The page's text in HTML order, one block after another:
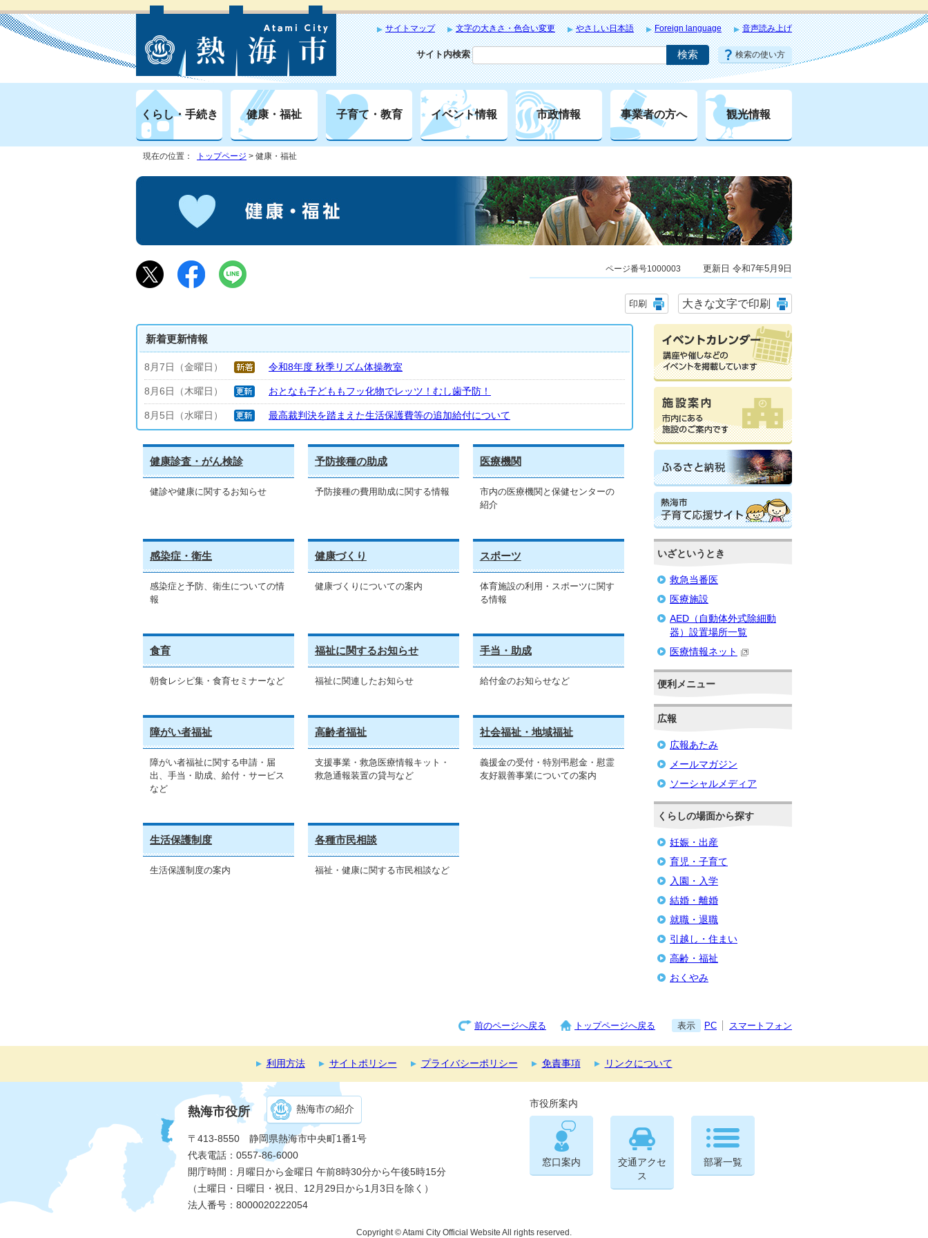
サイトマップ 文字の大きさ・色合い変更 やさしい日本語 Foreign language 音声読み上げ
サイト内検索 検索の使い方
くらし・手続き 健康・福祉 子育て・教育 イベント情報 市政情報 事業者の方へ 観光情報
現在の位置： トップページ > 健康・福祉
ページ番号1000003 更新日 令和7年5月9日
印刷 大きな文字で印刷
新着更新情報
8月7日（金曜日） 令和8年度 秋季リズム体操教室
8月6日（木曜日） おとなも子どももフッ化物でレッツ！むし歯予防！
8月5日（水曜日） 最高裁判決を踏まえた生活保護費等の追加給付について
健康診査・がん検診
健診や健康に関するお知らせ
予防接種の助成
予防接種の費用助成に関する情報
医療機関
市内の医療機関と保健センターの
紹介
感染症・衛生
感染症と予防、衛生についての情
報
健康づくり
健康づくりについての案内
スポーツ
体育施設の利用・スポーツに関す
る情報
食育
朝食レシピ集・食育セミナーなど
福祉に関するお知らせ
福祉に関連したお知らせ
手当・助成
給付金のお知らせなど
障がい者福祉
障がい者福祉に関する申請・届
出、手当・助成、給付・サービス
など
高齢者福祉
支援事業・救急医療情報キット・
救急通報装置の貸与など
社会福祉・地域福祉
義援金の受付・特別弔慰金・慰霊
友好親善事業についての案内
生活保護制度
生活保護制度の案内
各種市民相談
福祉・健康に関する市民相談など
いざというとき
救急当番医
医療施設
AED（自動体外式除細動
器）設置場所一覧
医療情報ネット
便利メニュー
広報
広報あたみ
メールマガジン
ソーシャルメディア
くらしの場面から探す
妊娠・出産
育児・子育て
入園・入学
結婚・離婚
就職・退職
引越し・住まい
高齢・福祉
おくやみ
前のページへ戻る トップページへ戻る 表示 PC スマートフォン
利用方法 サイトポリシー プライバシーポリシー 免責事項 リンクについて
市役所案内
窓口案内
交通アクセ
ス
部署一覧
熱海市役所 熱海市の紹介
〒413-8550 静岡県熱海市中央町1番1号
代表電話：0557-86-6000
開庁時間：月曜日から金曜日 午前8時30分から午後5時15分
（土曜日・日曜日・祝日、12月29日から1月3日を除く）
法人番号：8000020222054
Copyright © Atami City Official Website All rights reserved.